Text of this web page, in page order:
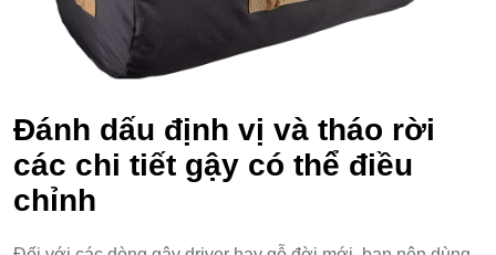
Đánh dấu định vị và tháo rời
các chi tiết gậy có thể điều
chỉnh